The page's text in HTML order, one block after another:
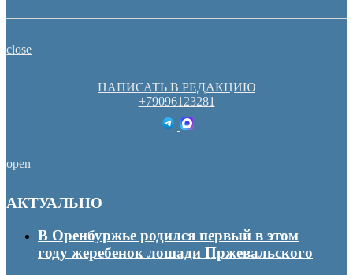
close
НАПИСАТЬ В РЕДАКЦИЮ
+79096123281
open
АКТУАЛЬНО
В Оренбуржье родился первый в этом
году жеребенок лошади Пржевальского